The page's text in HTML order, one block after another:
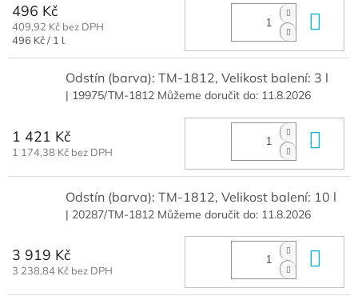
496 Kč
409,92 Kč bez DPH
Měrná
496 Kč / 1 l
Odstín (barva): TM-1812, Velikost balení: 3 l
| 19975/TM-1812 Můžeme doručit do: 11.8.2026
1 421 Kč
1 174,38 Kč bez DPH
Odstín (barva): TM-1812, Velikost balení: 10 l
| 20287/TM-1812 Můžeme doručit do: 11.8.2026
3 919 Kč
3 238,84 Kč bez DPH